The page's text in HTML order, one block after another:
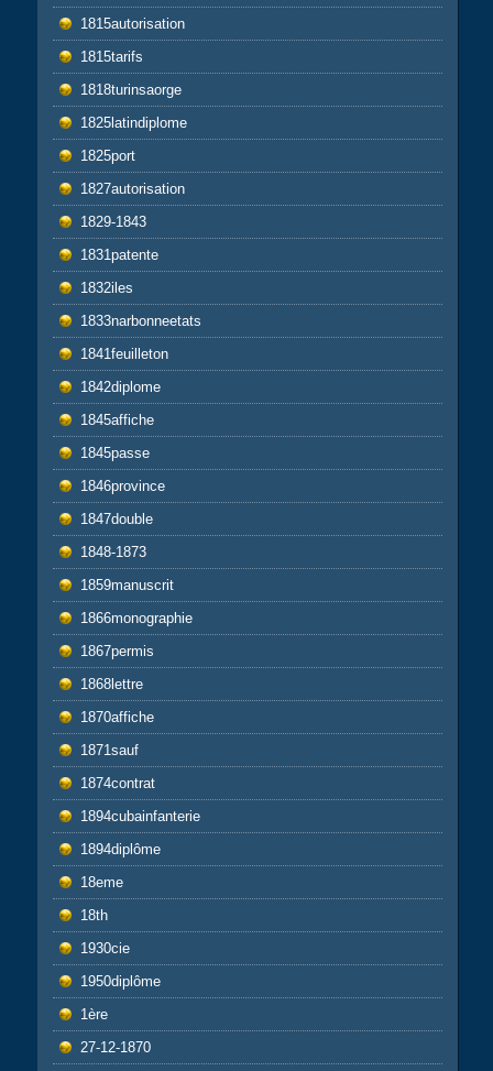
1815autorisation
1815tarifs
1818turinsaorge
1825latindiplome
1825port
1827autorisation
1829-1843
1831patente
1832iles
1833narbonneetats
1841feuilleton
1842diplome
1845affiche
1845passe
1846province
1847double
1848-1873
1859manuscrit
1866monographie
1867permis
1868lettre
1870affiche
1871sauf
1874contrat
1894cubainfanterie
1894diplôme
18eme
18th
1930cie
1950diplôme
1ère
27-12-1870